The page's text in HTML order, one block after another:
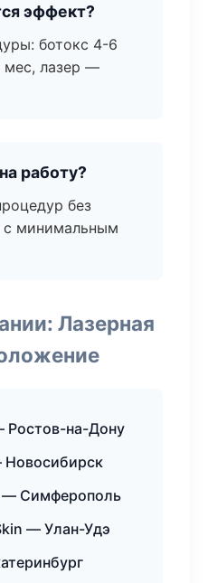
эффект?
ботокс 4-6
мес, лазер —
работу?
без
с минимальным
Лазерная
Ростов-на-Дону
Новосибирск
— Симферополь
— Улан-Удэ